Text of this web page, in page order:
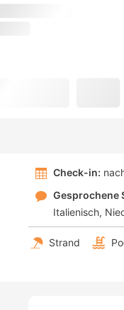
Check-in:
Gesprochene
Italienisch
Strand